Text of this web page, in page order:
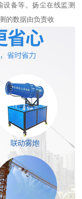
备等。扬尘在线监测
的数据由负责收